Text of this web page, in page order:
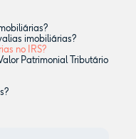
imobiliárias?
no IRS?
Patrimonial Tributário